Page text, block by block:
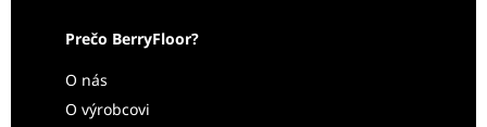
Prečo BerryFloor?
O nás
O výrobcovi